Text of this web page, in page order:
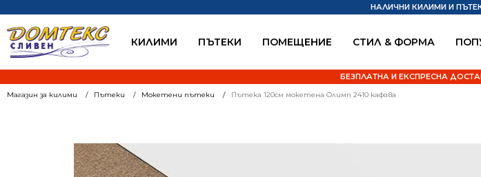
КИЛИМИ ПЪТЕКИ ПОМЕЩЕНИЕ СТИЛ & ФОРМА
НАЛИЧНИ КИЛИМИ И
БЕЗПЛАТНА И ЕКСПРЕСНА
Магазин за килими Пътеки Мокетени пътеки Пътека 120см мокетена Олимп 2410 кафява